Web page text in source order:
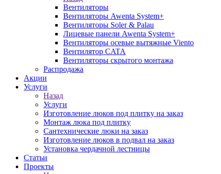
Вентиляторы
Вентиляторы Awenta System+
Вентиляторы Soler & Palau
Лицевые панели Awenta System+
Вентиляторы осевые вытяжные Viento
Вентилятор CATA
Вентиляторы скрытого монтажа
Распродажа
Акции
Услуги
Назад
Услуги
Изготовление люков под плитку на заказ
Монтаж люка под плитку
Сантехнические люки на заказ
Изготовление люков в подвал на заказ
Установка чердачной лестницы
Статьи
Проекты